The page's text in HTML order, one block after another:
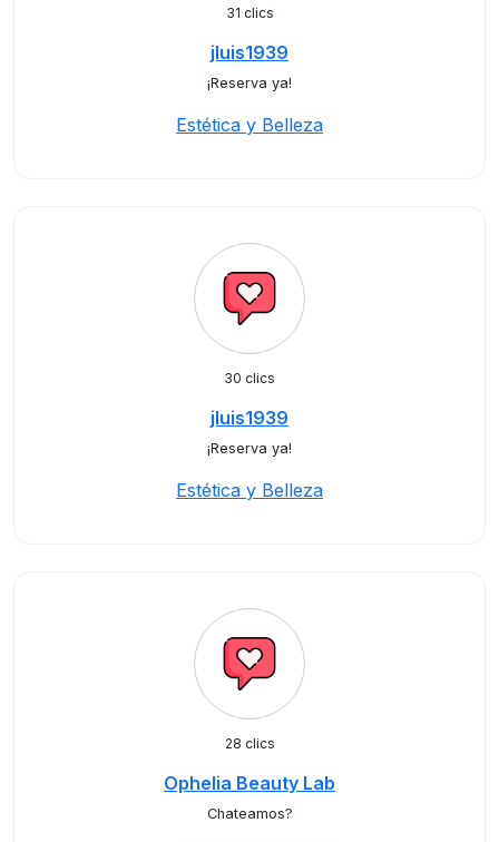
31 clics
jluis1939
¡Reserva ya!
Estética y Belleza
30 clics
jluis1939
¡Reserva ya!
Estética y Belleza
28 clics
Ophelia Beauty Lab
Chateamos?